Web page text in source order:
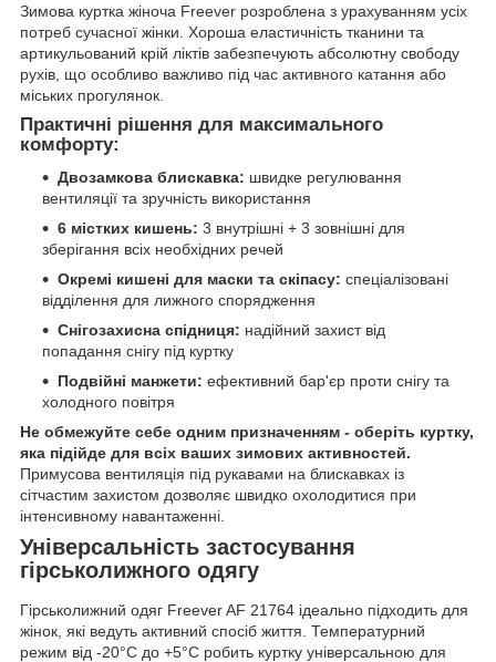
Зимова куртка жіноча Freever розроблена з урахуванням усіх
потреб сучасної жінки. Хороша еластичність тканини та
артикульований крій ліктів забезпечують абсолютну свободу
рухів, що особливо важливо під час активного катання або
міських прогулянок.
Практичні рішення для максимального
комфорту:
Двозамкова блискавка: швидке регулювання
вентиляції та зручність використання
6 містких кишень: 3 внутрішні + 3 зовнішні для
зберігання всіх необхідних речей
Окремі кишені для маски та скіпасу: спеціалізовані
відділення для лижного спорядження
Снігозахисна спідниця: надійний захист від
попадання снігу під куртку
Подвійні манжети: ефективний бар'єр проти снігу та
холодного повітря
Не обмежуйте себе одним призначенням - оберіть куртку,
яка підійде для всіх ваших зимових активностей.
Примусова вентиляція під рукавами на блискавках із
сітчастим захистом дозволяє швидко охолодитися при
інтенсивному навантаженні.
Універсальність застосування
гірськолижного одягу
Гірськолижний одяг Freever AF 21764 ідеально підходить для
жінок, які ведуть активний спосіб життя. Температурний
режим від -20°C до +5°C робить куртку універсальною для